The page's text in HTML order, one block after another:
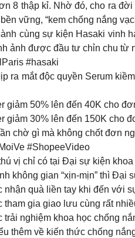
8 thập kỉ. Nhờ đó, cho ra
vững, “kem chống nắng
cùng sự kiện Hasaki vinh
ảnh được đầu tư chỉn chu từ
#hasaki
ra mắt độc quyền Serum
giảm 50% lên đến 40K cho
giảm 30% lên đến 150K cho
chờ gì mà không chốt đơn
#ShopeeVideo
vị chỉ có tại Đại sự kiện
không gian “xịn-mịn” thì Đại
quà liền tay khi đến với
gia giao lưu cùng rất
nghiệm khoa học chống
thêm về kiến thức chống